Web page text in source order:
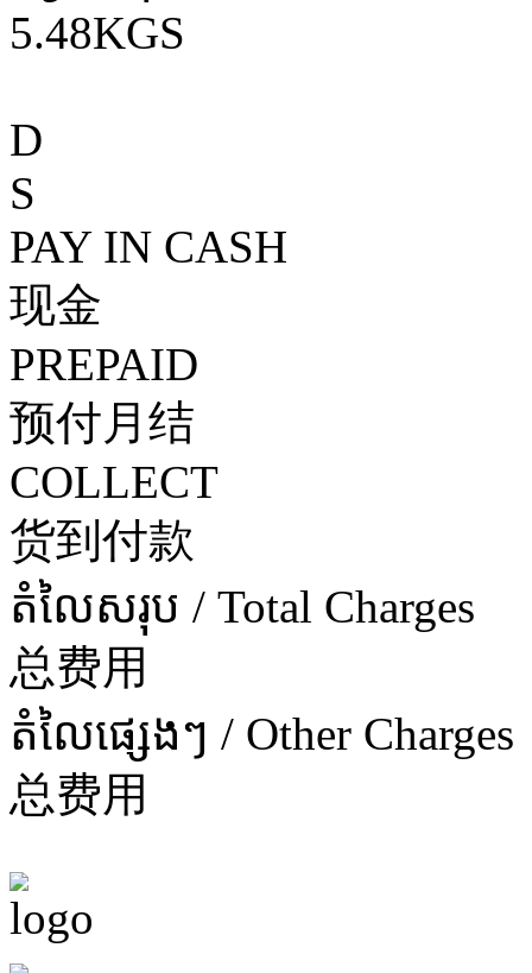
5.48KGS
D
S
PAY IN CASH
现金
PREPAID
预付月结
COLLECT
货到付款
តំលៃសរុប / Total Charges
总费用
តំលៃផ្សេងៗ / Other Charges
总费用